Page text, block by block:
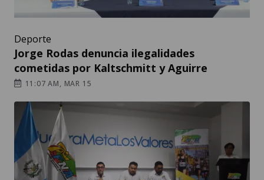
Deporte
Jorge Rodas denuncia ilegalidades
cometidas por Kaltschmitt y Aguirre
11:07 AM, MAR 15